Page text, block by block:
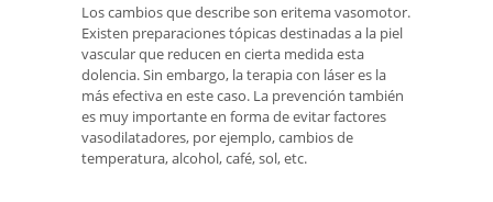
Los cambios que describe son eritema vasomotor.
Existen preparaciones tópicas destinadas a la piel
vascular que reducen en cierta medida esta
dolencia. Sin embargo, la terapia con láser es la
más efectiva en este caso. La prevención también
es muy importante en forma de evitar factores
vasodilatadores, por ejemplo, cambios de
temperatura, alcohol, café, sol, etc.